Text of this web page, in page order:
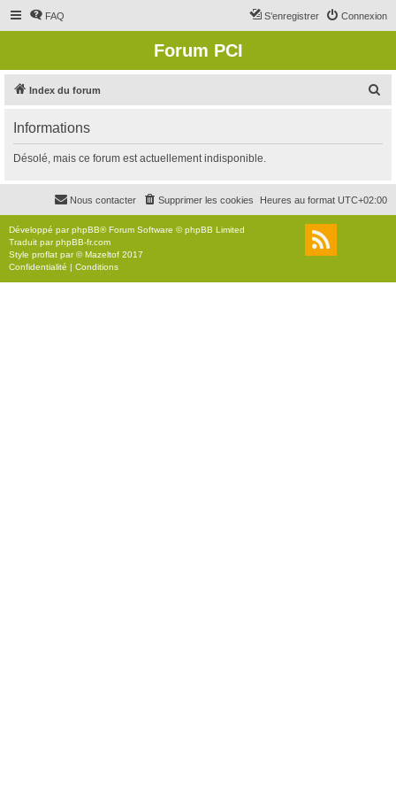
FAQ Connexion
S’enregistrer
Forum PCI
Index du forum
r
c
r
Informations
Désolé, mais ce forum est actuellement indisponible.
Heures au format UTC+02:00
Supprimer les cookies
Nous contacter
Développé parphpBB® Forum Software © phpBB Limited
Traduit parphpBB-fr.com
Style proflat par ©Mazeltof 2017
Confidentialité | Conditions